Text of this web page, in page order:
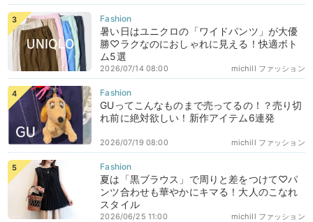
暑い日はユニクロの「ワイドパンツ」が大優
勝♡ラクなのにおしゃれに見える！快適ボト
ム5選
michill ファッション
2026/07/14 08:00
GUってこんなものまで売ってるの！？売り切
れ前に絶対欲しい！新作アイテム6連発
michill ファッション
2026/07/19 08:00
夏は「黒ブラウス」で周りと差をつけて♡パ
ンツ合わせも華やかにキマる！大人のこなれ
スタイル
michill ファッション
2026/06/25 11:00